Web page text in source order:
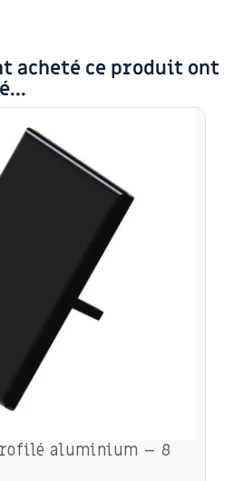
acheté ce produit ont
aluminium – 8